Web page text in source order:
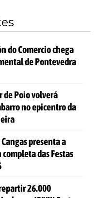
do Comercio chega
de Pontevedra
de Poio volverá
no epicentro da
presenta a
das Festas
26.000